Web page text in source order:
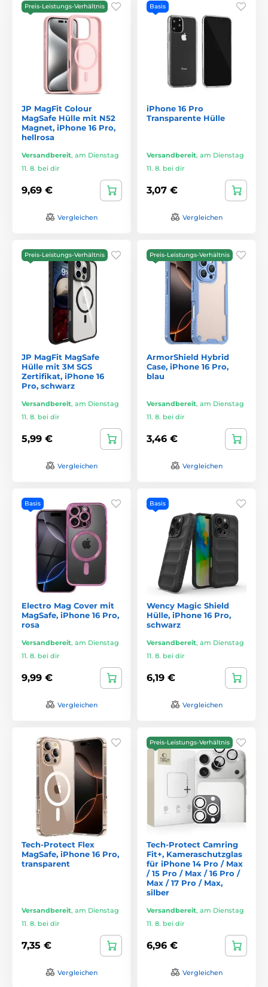
Preis-Leistungs-Verhältnis
JP MagFit Colour
MagSafe Hülle mit N52
Magnet, iPhone 16 Pro,
hellrosa
Versandbereit, am Dienstag
11. 8. bei dir
9,69 €
Vergleichen
Basis
iPhone 16 Pro
Transparente Hülle
Versandbereit, am Dienstag
11. 8. bei dir
3,07 €
Vergleichen
Preis-Leistungs-Verhältnis
JP MagFit MagSafe
Hülle mit 3M SGS
Zertifikat, iPhone 16
Pro, schwarz
Versandbereit, am Dienstag
11. 8. bei dir
5,99 €
Vergleichen
Preis-Leistungs-Verhältnis
ArmorShield Hybrid
Case, iPhone 16 Pro,
blau
Versandbereit, am Dienstag
11. 8. bei dir
3,46 €
Vergleichen
Basis
Electro Mag Cover mit
MagSafe, iPhone 16 Pro,
rosa
Versandbereit, am Dienstag
11. 8. bei dir
9,99 €
Vergleichen
Basis
Wency Magic Shield
Hülle, iPhone 16 Pro,
schwarz
Versandbereit, am Dienstag
11. 8. bei dir
6,19 €
Vergleichen
Tech-Protect Flex
MagSafe, iPhone 16 Pro,
transparent
Versandbereit, am Dienstag
11. 8. bei dir
7,35 €
Vergleichen
Preis-Leistungs-Verhältnis
Tech-Protect Camring
Fit+, Kameraschutzglas
für iPhone 14 Pro / Max
/ 15 Pro / Max / 16 Pro /
Max / 17 Pro / Max,
silber
Versandbereit, am Dienstag
11. 8. bei dir
6,96 €
Vergleichen